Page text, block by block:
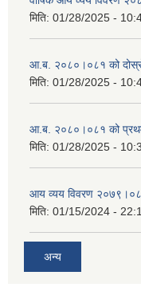
मिति: 01/28/2025 -
आ.ब. २०८०।०८१ को
मिति: 01/28/2025 -
आ.ब. २०८०।०८१ को
मिति: 01/28/2025 -
आय व्यय विवरण
मिति: 01/15/2024 -
अन्य